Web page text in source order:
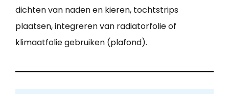
dichten van naden en kieren, tochtstrips
plaatsen, integreren van radiatorfolie of
klimaatfolie gebruiken (plafond).